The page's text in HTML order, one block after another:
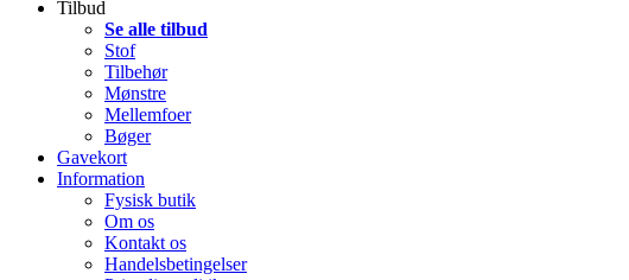
Tilbud
Se alle tilbud
Stof
Tilbehør
Mønstre
Mellemfoer
Bøger
Gavekort
Information
Fysisk butik
Om os
Kontakt os
Handelsbetingelser